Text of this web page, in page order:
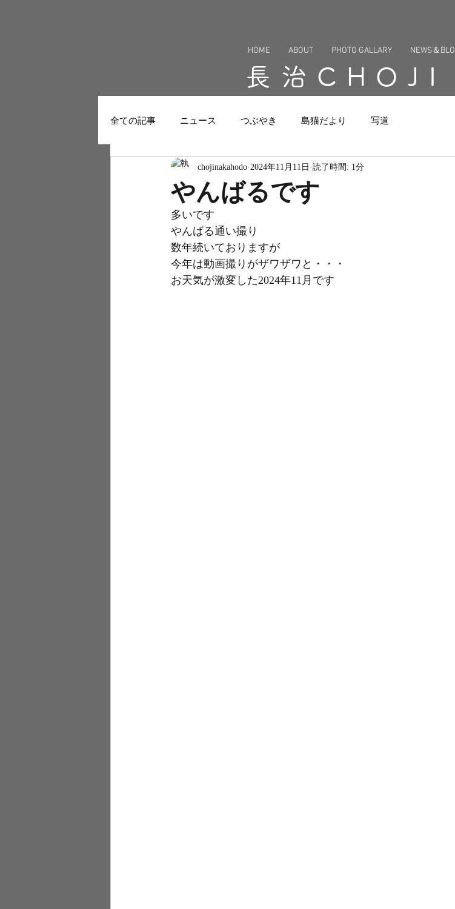
HOME ABOUT PHOTO GALLARY NEWS＆
長治CHOJI
全ての記事 ニュース つぶやき 島猫だより 写道
やんばるです
chojinakahodo 2024年11月11日 読了時間: 1分
多いです
やんばる通い撮り
数年続いておりますが
今年は動画撮りがザワザワと・・・
お天気が激変した2024年11月です